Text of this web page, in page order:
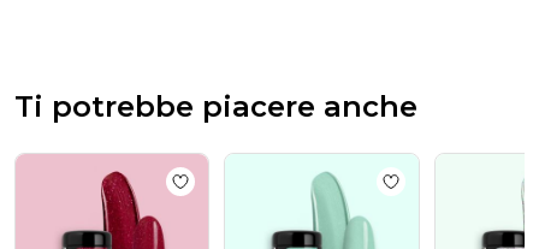
Thu
16
2026
Ti potrebbe piacere anche
Add to wishlist Gel Glitter G11 Bordeaux
Add to wishlist